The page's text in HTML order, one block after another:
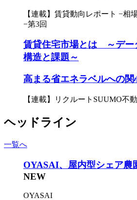
【連載】賃貸動向レポート −相
−第3回
賃貸住宅市場とは ～デー
構造と課題～
高まる省エネラベルへの関
【連載】リクルートSUUMO不
ヘッドライン
一覧へ
OYASAI、屋内型シェア農
NEW
OYASAI